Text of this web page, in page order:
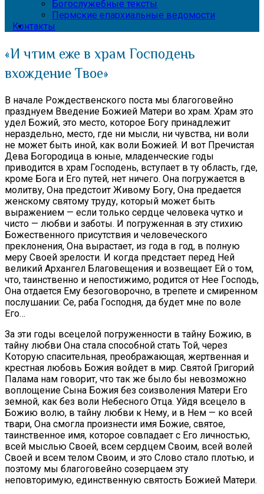
Богослужебные тексты
Пермские епархиальные ведомости
Контакты
«И чтим еже в храм Господень
вхождение Твое»
В начале Рождественского поста мы благоговейно
празднуем Введение Божией Матери во храм. Храм это
удел Божий, это место, которое Богу принадлежит
нераздельно, место, где ни мысли, ни чувства, ни воли
не может быть иной, как воли Божией. И вот Пречистая
Дева Богородица в юные, младенческие годы
приводится в храм Господень, вступает в ту область, где,
кроме Бога и Его путей, нет ничего. Она погружается в
молитву, Она предстоит Живому Богу, Она предается
женскому святому труду, который может быть
выражением — если только сердце человека чутко и
чисто — любви и заботы. И погруженная в эту стихию
Божественного присутствия и человеческого
преклонения, Она вырастает, из года в год, в полную
меру Своей зрелости. И когда предстает перед Ней
великий Архангел Благовещения и возвещает Ей о том,
что, таинственно и непостижимо, родится от Нее Господь,
Она отдается Ему безоговорочно, в трепете и смиренном
послушании: Се, раба Господня, да будет мне по воле
Его…
За эти годы всецелой погруженности в тайну Божию, в
тайну любви Она стала способной стать Той, через
Которую спасительная, преображающая, жертвенная и
крестная любовь Божия войдет в мир. Святой Григорий
Палама нам говорит, что так же было бы невозможно
воплощение Сына Божия без соизволения Матери Его
земной, как без воли Небесного Отца. Уйдя всецело в
Божию волю, в тайну любви к Нему, и в Нем — ко всей
твари, Она смогла произнести имя Божие, святое,
таинственное имя, которое совпадает с Его личностью,
всей мыслью Своей, всем сердцем Своим, всей волей
Своей и всем телом Своим, и это Слово стало плотью, и
поэтому мы благоговейно созерцаем эту
неповторимую, единственную святость Божией Матери.